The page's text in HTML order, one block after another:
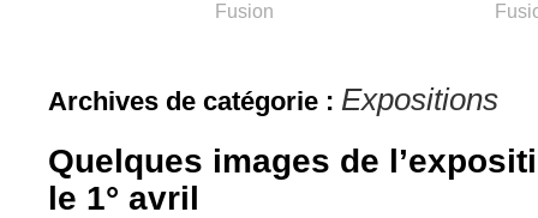
Fusion
Archives de catégorie : Expositions
Quelques images de
le 1° avril